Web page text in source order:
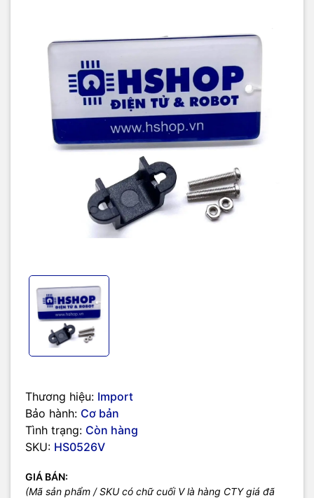
Thương hiệu: Import
Bảo hành: Cơ bản
Tình trạng: Còn hàng
SKU: HS0526V
GIÁ BÁN:
(Mã sản phẩm / SKU có chữ cuối V là hàng CTY giá đã
Số lượng lỗ bắt vít: 2 lỗ
Phụ kiện đi kèm: Ốc bắt
Kích thước
Chiều rộng trong gá: 11.8 mm
Chiều cao trong gá: 9.85 mm
Chiều rộng ngoài: 14.4 mm
Chiều dài tổng thể: 25.4 mm
Khoảng cách tâm hai lỗ bắt vít: 17.6 mm
Chiều cao tổng thể: 11.5 mm
Đường kính lỗ bắt vít: Ø2.5 mm